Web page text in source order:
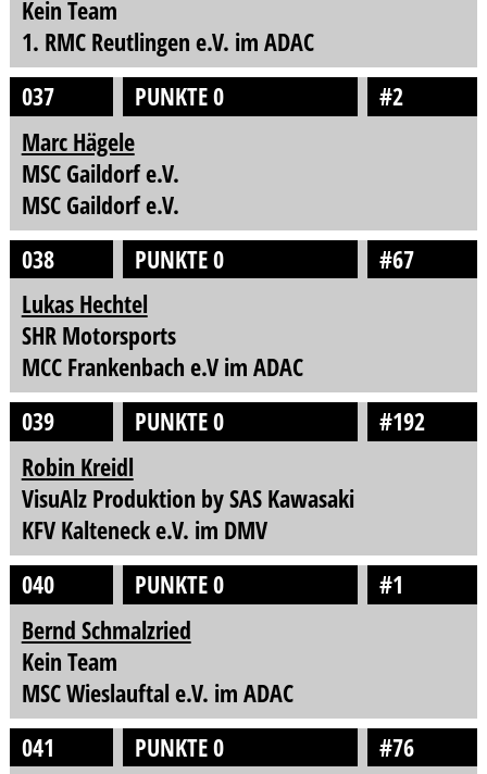
Kein Team
1. RMC Reutlingen e.V. im ADAC
037
PUNKTE 0
#2
Marc Hägele
MSC Gaildorf e.V.
MSC Gaildorf e.V.
038
PUNKTE 0
#67
Lukas Hechtel
SHR Motorsports
MCC Frankenbach e.V im ADAC
039
PUNKTE 0
#192
Robin Kreidl
VisuAlz Produktion by SAS Kawasaki
KFV Kalteneck e.V. im DMV
040
PUNKTE 0
#1
Bernd Schmalzried
Kein Team
MSC Wieslauftal e.V. im ADAC
041
PUNKTE 0
#76